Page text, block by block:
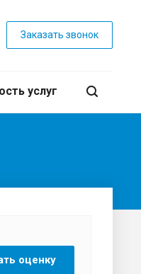
Заказать звонок
услуг
оценку